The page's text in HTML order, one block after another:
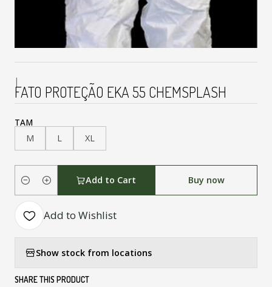
|
FATO PROTEÇÃO EKA 55 CHEMSPLASH
TAM
M
L XL
Quantity
Add to Cart Buy now
Add to Wishlist
Show stock from locations
SHARE THIS PRODUCT